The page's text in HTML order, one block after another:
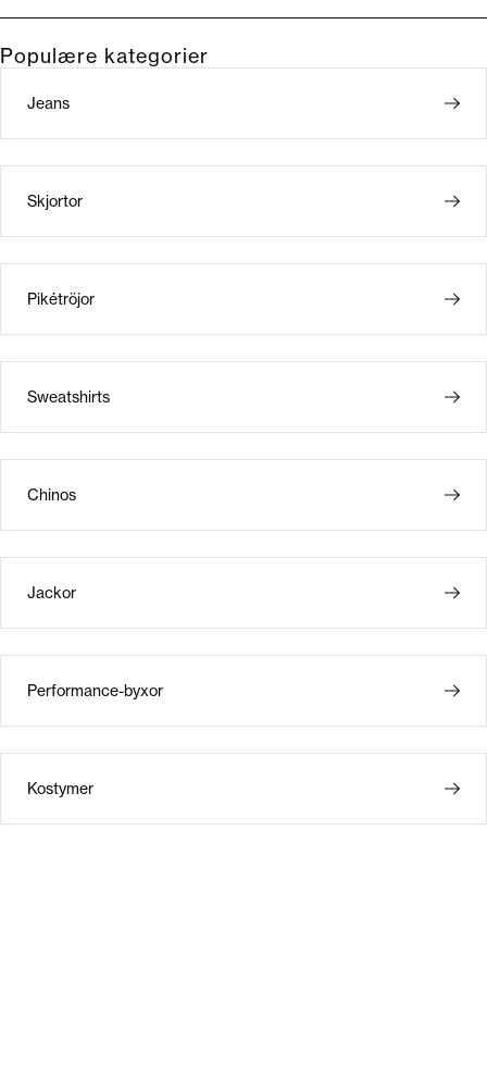
Populære kategorier
Jeans
Skjortor
Pikétröjor
Sweatshirts
Chinos
Jackor
Performance-byxor
Kostymer